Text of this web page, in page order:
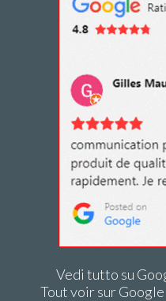
Vedi tutto su
Tout voir sur